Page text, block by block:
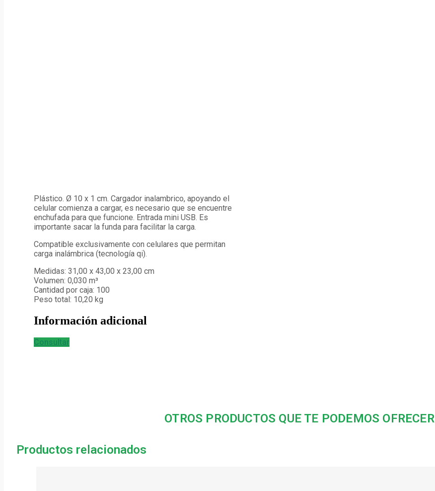
Plástico. Ø 10 x 1 cm. Cargador inalambrico, apoyando el
celular comienza a cargar, es necesario que se encuentre
enchufada para que funcione. Entrada mini USB. Es
importante sacar la funda para facilitar la carga.
Compatible exclusivamente con celulares que permitan
carga inalámbrica (tecnología qi).
Medidas: 31,00 x 43,00 x 23,00 cm
Volumen: 0,030 m³
Cantidad por caja: 100
Peso total: 10,20 kg
Información adicional
Consultar
OTROS PRODUCTOS QUE TE PODEMOS OFRECER
Productos relacionados